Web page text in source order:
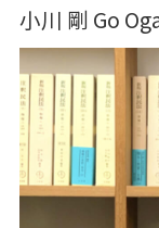
小川 剛 Go